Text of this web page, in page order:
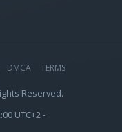
DMCA TERMS
Reserved.
UTC+2 -